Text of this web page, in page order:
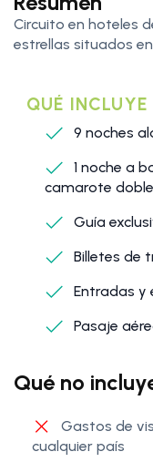
Circuito en hoteles
estrellas situados
QUÉ INCLUYE
9 noches
1 noche a
camarote
Guía
Billetes de
Entradas y
Pasaje
Qué no
Gastos de
cualquier país